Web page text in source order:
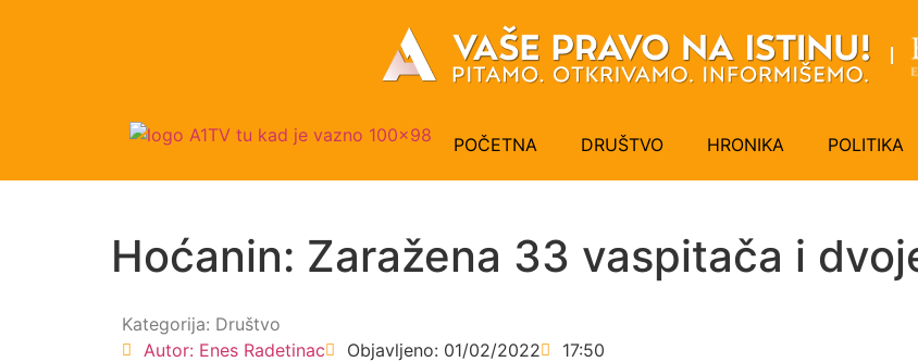
POČETNA DRUŠTVO HRONIKA POLITIKA
Hoćanin: Zaražena 33 vaspitača i
Kategorija: Društvo
Autor: Enes Radetinac Objavljeno: 01/02/2022 17:50